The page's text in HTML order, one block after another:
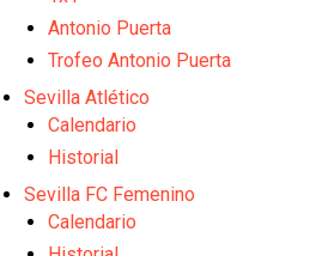
Opinión | "Carta abierta a
El Sevilla oficializa el traspaso
Diomande ya es madridista
Antonio Puerta
Trofeo Antonio Puerta
Sevilla Atlético
Calendario
Historial
Sevilla FC Femenino
Calendario